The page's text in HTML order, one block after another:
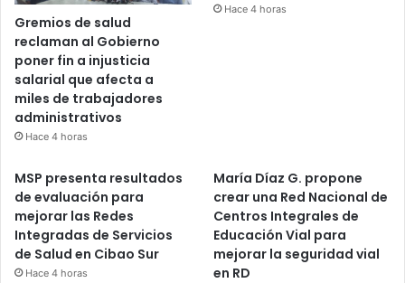
Gremios de salud
reclaman al Gobierno
poner fin a injusticia
salarial que afecta a
miles de trabajadores
administrativos
Hace 4 horas
Hace 4 horas
MSP presenta resultados
de evaluación para
mejorar las Redes
Integradas de Servicios
de Salud en Cibao Sur
Hace 4 horas
María Díaz G. propone
crear una Red Nacional de
Centros Integrales de
Educación Vial para
mejorar la seguridad vial
en RD